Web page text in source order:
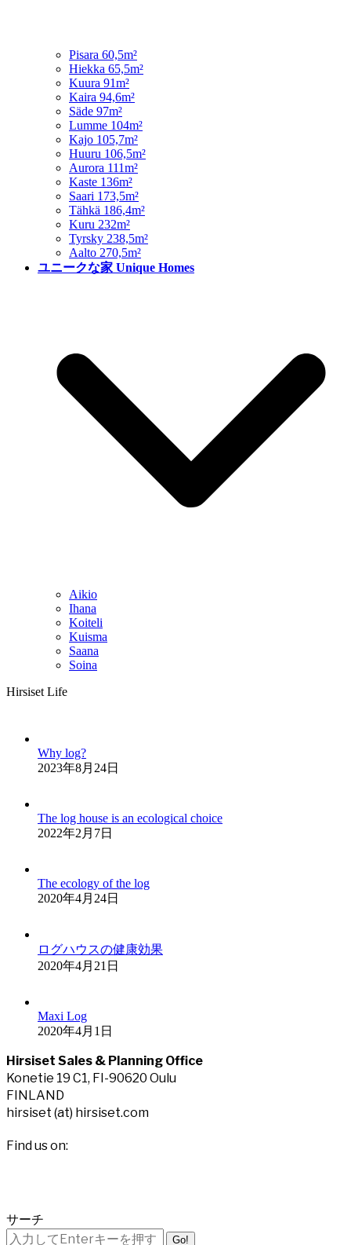
Pisara 60,5m²
Hiekka 65,5m²
Kuura 91m²
Kaira 94,6m²
Säde 97m²
Lumme 104m²
Kajo 105,7m²
Huuru 106,5m²
Aurora 111m²
Kaste 136m²
Saari 173,5m²
Tähkä 186,4m²
Kuru 232m²
Tyrsky 238,5m²
Aalto 270,5m²
ユニークな家 Unique Homes
Aikio
Ihana
Koiteli
Kuisma
Saana
Soina
Hirsiset Life
Why log?
2023年8月24日
The log house is an ecological choice
2022年2月7日
The ecology of the log
2020年4月24日
ログハウスの健康効果
2020年4月21日
Maxi Log
2020年4月1日
Hirsiset Sales & Planning Office
Konetie 19 C1, FI-90620 Oulu
FINLAND
hirsiset (at) hirsiset.com
Find us on:
opens
opens
opens
opens
サーチ
Search: